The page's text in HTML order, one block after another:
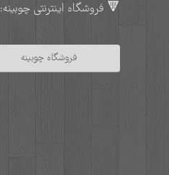
🔻 فروشگاه اینترنتی چوبینه:
فروشگاه چوبینه